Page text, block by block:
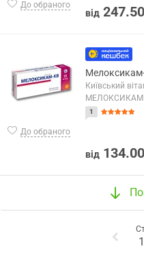
До обраного
від 247.50
До обраного
Київський
МЕЛОКСИКАМ
1
від 134.00
1